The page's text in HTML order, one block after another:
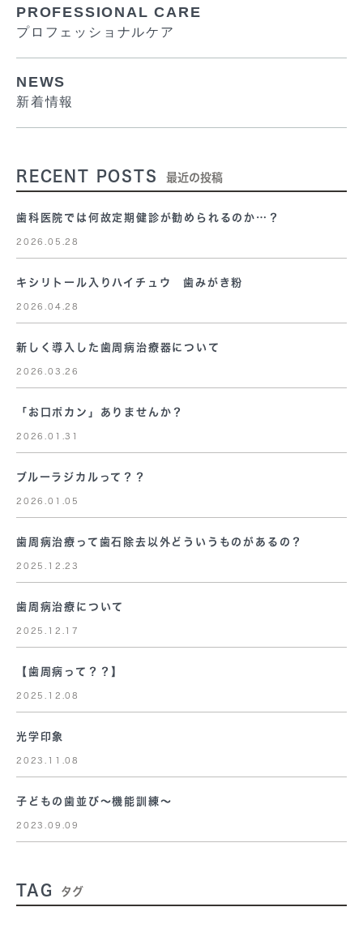
PROFESSIONAL CARE
プロフェッショナルケア
NEWS
新着情報
RECENT POSTS 最近の投稿
歯科医院では何故定期健診が勧められるのか…？
2026.05.28
キシリトール入りハイチュウ 歯みがき粉
2026.04.28
新しく導入した歯周病治療器について
2026.03.26
「お口ポカン」ありませんか？
2026.01.31
ブルーラジカルって？？
2026.01.05
歯周病治療って歯石除去以外どういうものがあるの？
2025.12.23
歯周病治療について
2025.12.17
【歯周病って？？】
2025.12.08
光学印象
2023.11.08
子どもの歯並び～機能訓練～
2023.09.09
TAG タグ